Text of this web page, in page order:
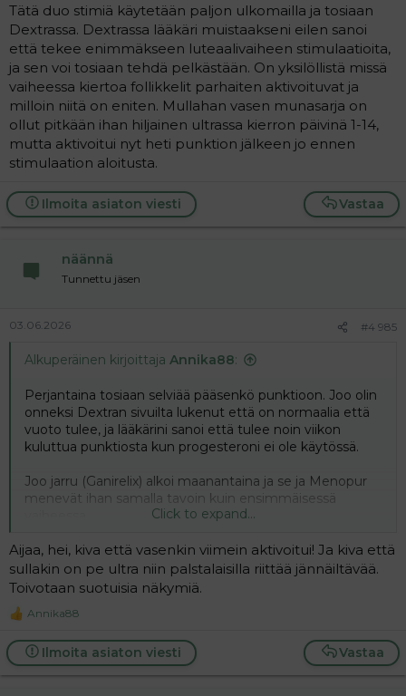
Tätä duo stimiä käytetään paljon ulkomailla ja tosiaan
Dextrassa. Dextrassa lääkäri muistaakseni eilen sanoi
että tekee enimmäkseen luteaalivaiheen stimulaatioita,
ja sen voi tosiaan tehdä pelkästään. On yksilöllistä missä
vaiheessa kiertoa follikkelit parhaiten aktivoituvat ja
milloin niitä on eniten. Mullahan vasen munasarja on
ollut pitkään ihan hiljainen ultrassa kierron päivinä 1-14,
mutta aktivoitui nyt heti punktion jälkeen jo ennen
stimulaation aloitusta.
Vastaa
Ilmoita asiaton viesti
näännä
Tunnettu jäsen
03.06.2026 #4 985
Alkuperäinen kirjoittaja Annika88:
Perjantaina tosiaan selviää pääsenkö punktioon. Joo olin
onneksi Dextran sivuilta lukenut että on normaalia että
vuoto tulee, ja lääkärini sanoi että tulee noin viikon
kuluttua punktiosta kun progesteroni ei ole käytössä.
Joo jarru (Ganirelix) alkoi maanantaina ja se ja Menopur
menevät ihan samalla tavoin kuin ensimmäisessä
Tätä duo stimiä käytetään paljon ulkomailla ja tosiaan
Dextrassa. Dextrassa lääkäri muistaakseni eilen sanoi
että tekee enimmäkseen luteaalivaiheen stimulaatioita,
vaiheessa kiertoa follikkelit parhaiten aktivoituvat ja
milloin niitä on eniten. Mullahan vasen munasarja on
ollut pitkään ihan hiljainen ultrassa kierron päivinä 1-14,
mutta aktivoitui nyt heti punktion jälkeen jo ennen
Click to expand...
Aijaa, hei, kiva että vasenkin viimein aktivoitui! Ja kiva että
sullakin on pe ultra niin palstalaisilla riittää jännäiltävää.
Toivotaan suotuisia näkymiä.
R
a
c
t
Annika88
Vastaa
Ilmoita asiaton viesti